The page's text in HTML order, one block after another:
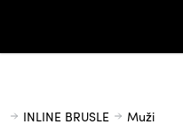
DomůINLINE BRUSLE Muži